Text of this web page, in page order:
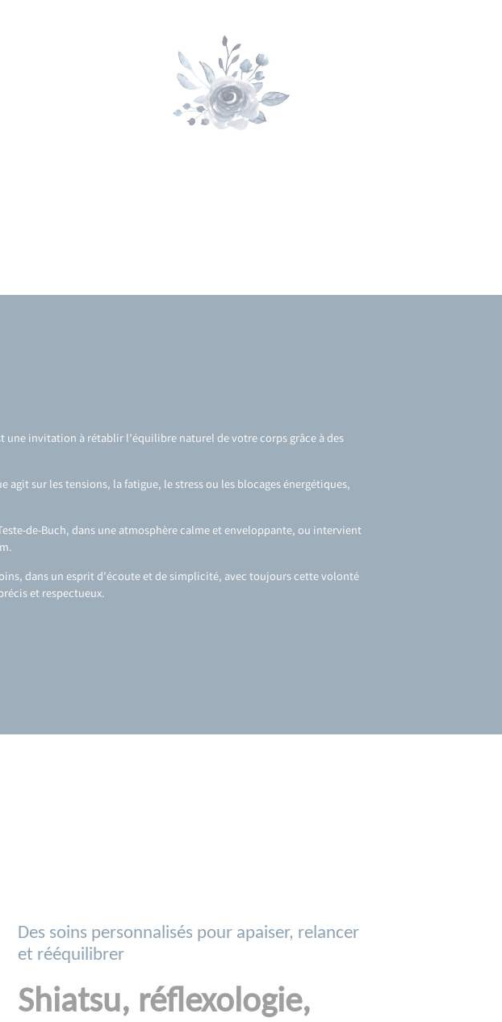
une invitation à rétablir l’équilibre naturel de votre corps grâce à des
sur les tensions, la fatigue, le stress ou les blocages énergétiques,
de-Buch, dans une atmosphère calme et enveloppante, ou intervient
dans un esprit d’écoute et de simplicité, avec toujours cette volonté
et respectueux.
Des soins personnalisés pour apaiser, relancer
et rééquilibrer
Shiatsu, réflexologie,